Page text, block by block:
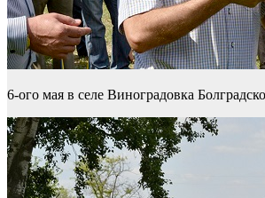
6-ого мая в селе Виноградовка